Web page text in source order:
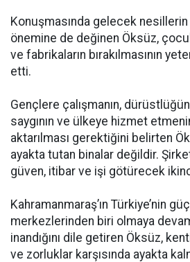
Konuşmasında gelecek
önemine de değinen Öksüz,
ve fabrikaların bırakılmasının
etti.
Gençlere çalışmanın,
saygının ve ülkeye hizmet
aktarılması gerektiğini belirten
ayakta tutan binalar değildir.
güven, itibar ve işi götürecek
Kahramanmaraş’ın Türkiye’nin
merkezlerinden biri olmaya
inandığını dile getiren Öksüz,
ve zorluklar karşısında ayakta